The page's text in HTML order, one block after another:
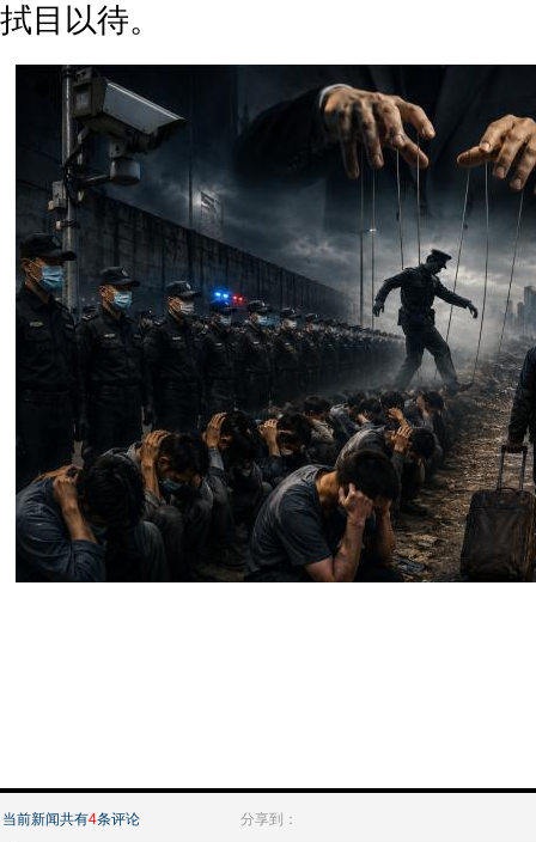
拭目以待。
当前新闻共有4条评论 分享到：